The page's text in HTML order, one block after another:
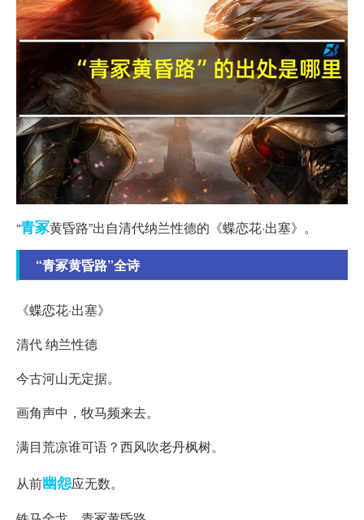
“青冢黄昏路”出自清代纳兰性德的《蝶恋花·出塞》。
“青冢黄昏路”全诗
《蝶恋花·出塞》
清代 纳兰性德
今古河山无定据。
画角声中，牧马频来去。
满目荒凉谁可语？西风吹老丹枫树。
从前幽怨应无数。